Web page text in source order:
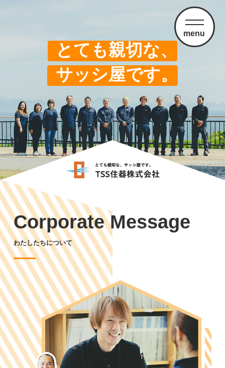
menu
とても親切な、
サッシ屋です。
Corporate Message
わたしたちについて